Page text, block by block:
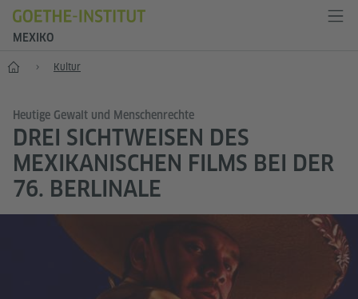
MEXIKO
Start Kultur
Heutige Gewalt und Menschenrechte
DREI SICHTWEISEN DES
MEXIKANISCHEN FILMS BEI DER
76. BERLINALE